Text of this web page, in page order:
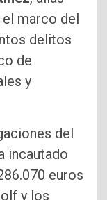
marco del
delitos
de
y
del
incautado
euros
y los